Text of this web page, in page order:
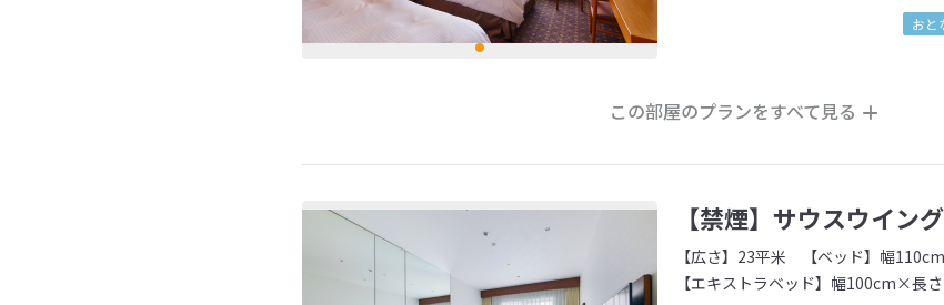
おと
この部屋のプランをすべて見る
【禁煙】サウスウイン
【広さ】23平米
【ベッド】幅
【エキストラベッド】幅100cm×長さ